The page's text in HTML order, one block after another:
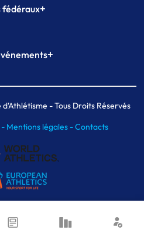
fédéraux+
Formation
+
Paris indoor
de Paris- Tous Droits Réservés
- Mentions légales -Contacts